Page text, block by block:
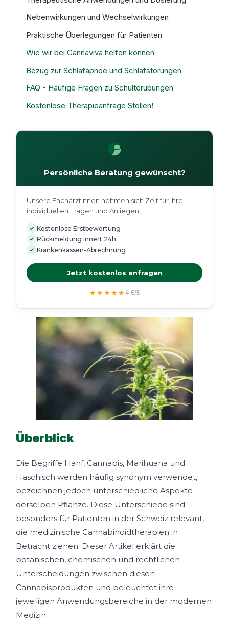
Nebenwirkungen und Wechselwirkungen
Praktische Überlegungen für Patienten
Wie wir bei Cannaviva helfen können
Bezug zur Schlafapnoe und Schlafstörungen
FAQ - Häufige Fragen zu Schulterübungen
Kostenlose Therapieanfrage Stellen!
Persönliche Beratung gewünscht?
Unsere Fachärztinnen nehmen sich Zeit für Ihre
individuellen Fragen und Anliegen.
✓ Kostenlose Erstbewertung
✓ Rückmeldung innert 24h
✓ Krankenkassen-Abrechnung
Jetzt kostenlos anfragen
★★★★★ 4,6/5
Überblick
Die Begriffe Hanf, Cannabis, Marihuana und
Haschisch werden häufig synonym verwendet,
bezeichnen jedoch unterschiedliche Aspekte
derselben Pflanze. Diese Unterschiede sind
besonders für Patienten in der Schweiz relevant,
die medizinische Cannabinoidtherapien in
Betracht ziehen. Dieser Artikel erklärt die
botanischen, chemischen und rechtlichen
Unterscheidungen zwischen diesen
Cannabisprodukten und beleuchtet ihre
jeweiligen Anwendungsbereiche in der modernen
Medizin.